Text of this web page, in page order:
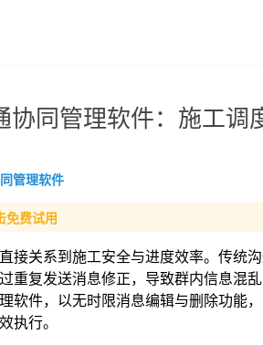
协同管理软件：施工调
管理软件
免费试用
接关系到施工安全与进度效率。传统
重复发送消息修正，导致群内信息混
软件，以无时限消息编辑与删除功能
执行。